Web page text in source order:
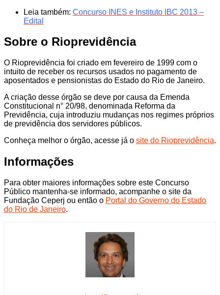
Leia também: Concurso INES e Instituto IBC 2013 –
Edital
Sobre o Rioprevidência
O Rioprevidência foi criado em fevereiro de 1999 com o
intuito de receber os recursos usados no pagamento de
aposentados e pensionistas do Estado do Rio de Janeiro.
A criação desse órgão se deve por causa da Emenda
Constitucional n° 20/98, denominada Reforma da
Previdência, cuja introduziu mudanças nos regimes próprios
de previdência dos servidores públicos.
Conheça melhor o órgão, acesse já o site do Rioprevidência.
Informações
Para obter maiores informações sobre este Concurso
Público mantenha-se informado, acompanhe o site da
Fundação Ceperj ou então o Portal do Governo do Estado
do Rio de Janeiro.